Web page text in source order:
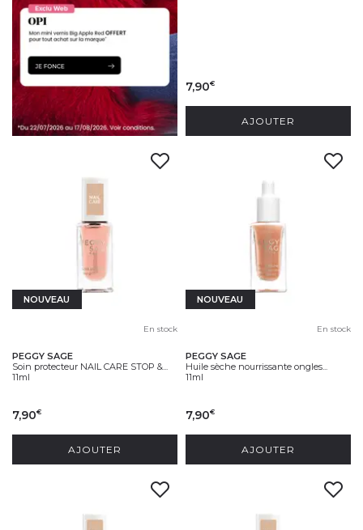
7,90€
AJOUTER
NOUVEAU
En stock
PEGGY SAGE
Soin protecteur NAIL CARE STOP &...
11ml
7,90€
AJOUTER
NOUVEAU
En stock
PEGGY SAGE
Huile sèche nourrissante ongles...
11ml
7,90€
AJOUTER